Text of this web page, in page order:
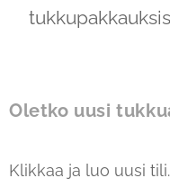
Oletko uusi
Klikkaa ja luo uusi